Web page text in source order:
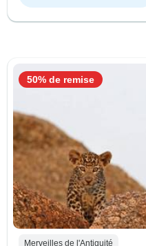
Merveilles de l'Antiquité
50% de remise